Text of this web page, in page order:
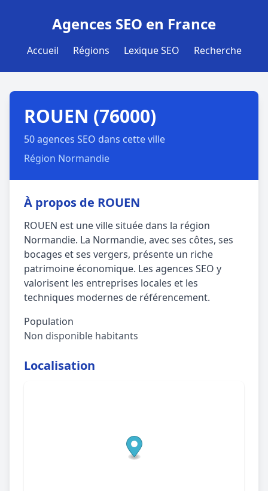
Agences SEO en France
Accueil Régions Lexique SEO Recherche
ROUEN (76000)
50 agences SEO dans cette ville
Région Normandie
À propos de ROUEN
ROUEN est une ville située dans la région
Normandie. La Normandie, avec ses côtes, ses
bocages et ses vergers, présente un riche
patrimoine économique. Les agences SEO y
valorisent les entreprises locales et les
techniques modernes de référencement.
Population
Non disponible habitants
Localisation